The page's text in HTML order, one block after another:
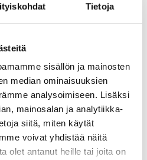
Tietoja
sisällön ja mainosten
median ominaisuuksien
analysoimiseen. Lisäksi
mainosalan ja analytiikka-
siitä, miten käytät
voivat yhdistää näitä
olet antanut heille tai joita on
opetellaan tärkeimmät
harjoitteluun, sekä